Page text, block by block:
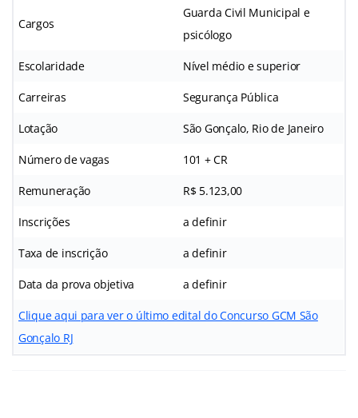
Cargos
Guarda Civil Municipal e
psicólogo
Escolaridade Nível médio e superior
Carreiras Segurança Pública
Lotação São Gonçalo, Rio de Janeiro
Número de vagas 101 + CR
Remuneração R$ 5.123,00
Inscrições a definir
Taxa de inscrição a definir
Data da prova objetiva a definir
Clique aqui para ver o último edital do Concurso GCM São
Gonçalo RJ